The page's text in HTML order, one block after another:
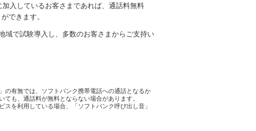
入しているお客さまであれば、通話料無料
できます。
域で試験導入し、多数のお客さまからご支持い
の有無では、ソフトバンク携帯電話への通話となるか
も、通話料が無料とならない場合があります。
を利用している場合、「ソフトバンク呼び出し音」